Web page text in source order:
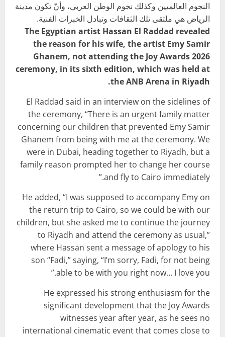
النجوم العالميين وكذلك نجوم الوطن العربي، وأنّ تكون مدينة
الرياض هي ملتقى تلك الثقافات وتبادل الخبرات الفنية.
The Egyptian artist Hassan El Raddad revealed
the reason for his wife, the artist Emy Samir
Ghanem, not attending the Joy Awards 2026
ceremony, in its sixth edition, which was held at
the ANB Arena in Riyadh.
El Raddad said in an interview on the sidelines of
the ceremony, “There is an urgent family matter
concerning our children that prevented Emy Samir
Ghanem from being with me at the ceremony. We
were in Dubai, heading together to Riyadh, but a
family reason prompted her to change her course
and fly to Cairo immediately.”
He added, “I was supposed to accompany Emy on
the return trip to Cairo, so we could be with our
children, but she asked me to continue the journey
to Riyadh and attend the ceremony as usual,”
where Hassan sent a message of apology to his
son “Fadi,” saying, “I’m sorry, Fadi, for not being
able to be with you right now… I love you.”
He expressed his strong enthusiasm for the
significant development that the Joy Awards
witnesses year after year, as he sees no
international cinematic event that comes close to